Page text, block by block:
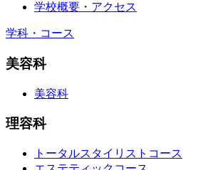
学校概要・アクセス
学科・コース
美容科
美容科
理容科
トータルスタイリストコース